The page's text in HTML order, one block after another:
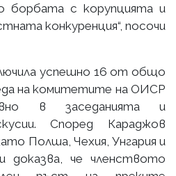
борбата с корупцията и
конкуренция“, посочи
успешно 16 от общо
на комитетите на ОИСР
в заседанията и
Според Караджов
Полша, Чехия, Унгария и
доказва, че членството